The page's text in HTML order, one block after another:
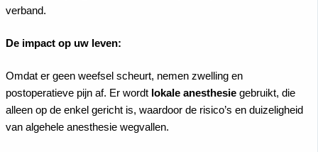
verband.
De impact op uw leven:
Omdat er geen weefsel scheurt, nemen zwelling en
postoperatieve pijn af. Er wordt lokale anesthesie gebruikt, die
alleen op de enkel gericht is, waardoor de risico’s en duizeligheid
van algehele anesthesie wegvallen.